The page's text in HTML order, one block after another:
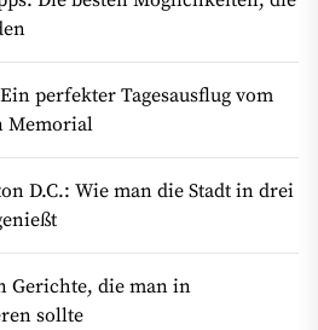
perfekter Tagesausflug vom
Memorial
D.C.: Wie man die Stadt in drei
Gerichte, die man in
sollte